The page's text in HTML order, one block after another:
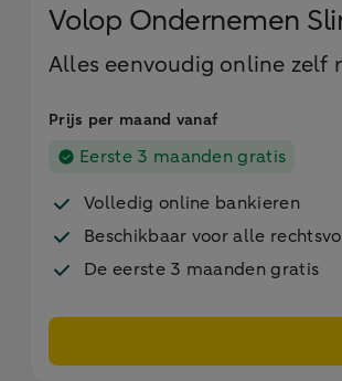
Volop Ondernemen
Alles eenvoudig online zelf
Prijs per maand vanaf
Eerste 3 maanden gratis
Volledig online bankieren
Beschikbaar voor alle
De eerste 3 maanden gratis